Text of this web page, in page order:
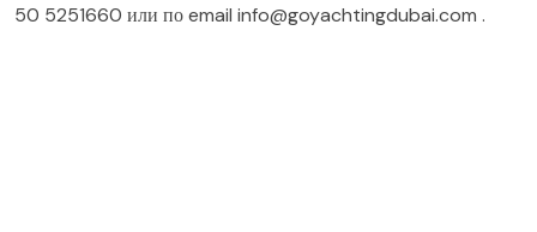
50 5251660 или по email info@goyachtingdubai.com .